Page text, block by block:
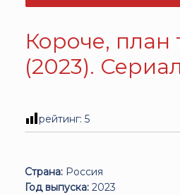
Короче, план
(2023). Сериал
рейтинг: 5
Страна: Россия
Год выпуска: 2023